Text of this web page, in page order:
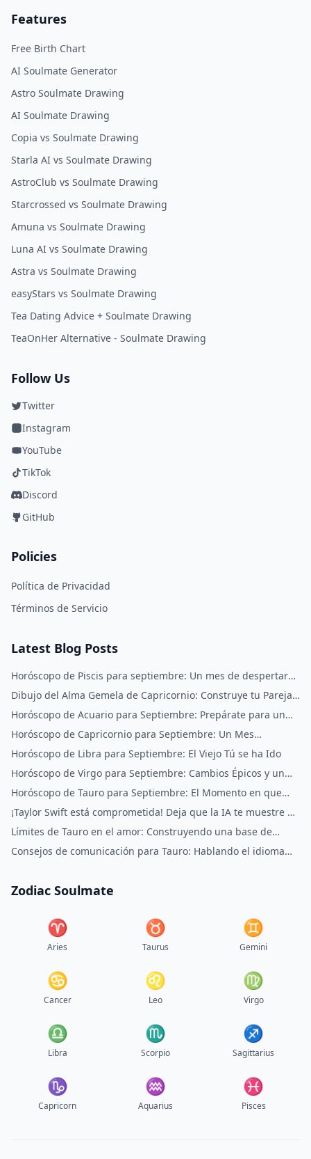
Features
Free Birth Chart
AI Soulmate Generator
Astro Soulmate Drawing
AI Soulmate Drawing
Copia vs Soulmate Drawing
Starla AI vs Soulmate Drawing
AstroClub vs Soulmate Drawing
Starcrossed vs Soulmate Drawing
Amuna vs Soulmate Drawing
Luna AI vs Soulmate Drawing
Astra vs Soulmate Drawing
easyStars vs Soulmate Drawing
Tea Dating Advice + Soulmate Drawing
TeaOnHer Alternative - Soulmate Drawing
Follow Us
Twitter
Instagram
YouTube
TikTok
Discord
GitHub
Policies
Política de Privacidad
Términos de Servicio
Latest Blog Posts
Horóscopo de Piscis para septiembre: Un mes de despertar
espiritual
Dibujo del Alma Gemela de Capricornio: Construye tu Pareja
de Poder
Horóscopo de Acuario para Septiembre: Prepárate para un
Cambio Radical
Horóscopo de Capricornio para Septiembre: Un Mes
Predestinado y que Cambia la Vida
Horóscopo de Libra para Septiembre: El Viejo Tú se ha Ido
Horóscopo de Virgo para Septiembre: Cambios Épicos y un
Nuevo Tú
Horóscopo de Tauro para Septiembre: El Momento en que
Todo se Alinea
¡Taylor Swift está comprometida! Deja que la IA te muestre a
tu alma gemela
Límites de Tauro en el amor: Construyendo una base de
respeto
Consejos de comunicación para Tauro: Hablando el idioma
Zodiac Soulmate
♈︎
Aries
♉︎
Taurus
♊︎
Gemini
♋︎
Cancer
♌︎
Leo
♍︎
Virgo
♎︎
Libra
♏︎
Scorpio
♐︎
Sagittarius
♑︎
Capricorn
♒︎
Aquarius
♓︎
Pisces